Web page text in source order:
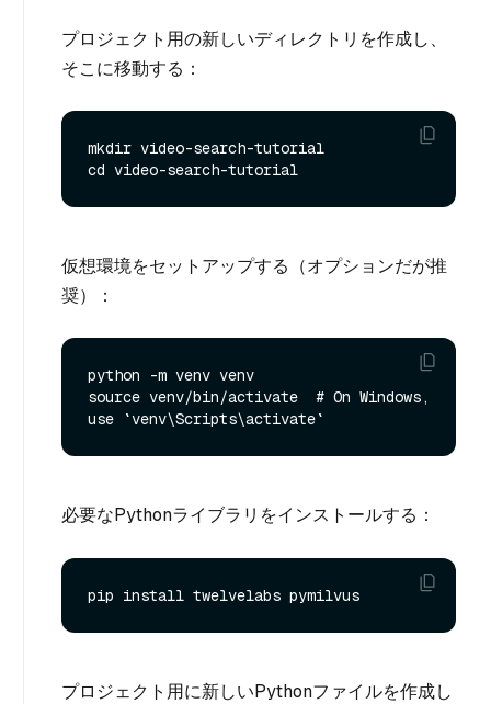
プロジェクト用の新しいディレクトリを作成し、
そこに移動する：
mkdir video-search-tutorial
仮想環境をセットアップする（オプションだが推
奨）：
python -m venv venv
source venv/bin/activate  # On Windows,
必要なPythonライブラリをインストールする：
プロジェクト用に新しいPythonファイルを作成し